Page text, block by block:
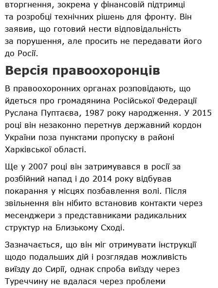
вторгнення, зокрема у фінансовій підтримці
та розробці технічних рішень для фронту. Він
заявив, що готовий нести відповідальність
за порушення, але просить не передавати його
до Росії.
Версія правоохоронців
В правоохоронних органах розповідають, що
йдеться про громадянина Російської Федерації
Руслана Пуптаєва, 1987 року народження. У 2015
році він незаконно перетнув державний кордон
України поза пунктами пропуску в районі
Харківської області.
Ще у 2007 році він затримувався в росії за
розбійний напад і до 2014 року відбував
покарання у місцях позбавлення волі. Після
звільнення він нібито встановив контакти через
месенджери з представниками радикальних
структур на Близькому Сході.
Зазначається, що він міг отримувати інструкції
щодо подальших дій і розглядав можливість
виїзду до Сирії, однак спроба виїзду через
Туреччину не вдалася через проблеми